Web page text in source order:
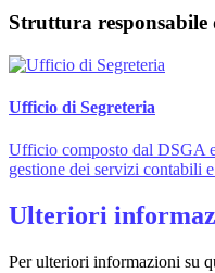
Struttura responsabile
Ufficio di Segreteria
Ufficio composto dal DSGA
gestione dei servizi contabili
Ulteriori
Per ulteriori informazioni su